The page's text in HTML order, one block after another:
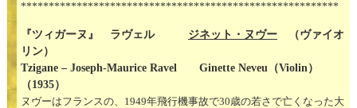
*********************************************************
『ツィガーヌ』 ラヴェル ジネット・ヌヴー （ヴァイオ
リン）
Tzigane – Joseph-Maurice Ravel Ginette Neveu（Violin）
（1935）
ヌヴーはフランスの、1949年飛行機事故で30歳の若さで亡くなった大